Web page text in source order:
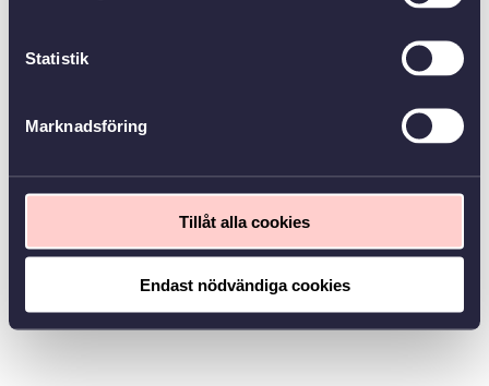
Statistik
Marknadsföring
Tillåt alla cookies
Endast nödvändiga cookies